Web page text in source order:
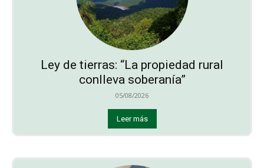
Ley de tierras: “La propiedad rural
conlleva soberanía”
05/08/2026
Leer más